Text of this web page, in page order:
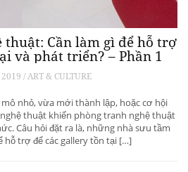
thuật: Cần làm gì để hỗ trợ
và phát triển? – Phần 1
/ ART & CULTURE
nhỏ, vừa mới thành lập, hoặc cơ hội
thuật khiến phòng tranh nghệ thuật
Câu hỏi đặt ra là, những nhà sưu tầm
hỗ trợ để các gallery tồn tại […]